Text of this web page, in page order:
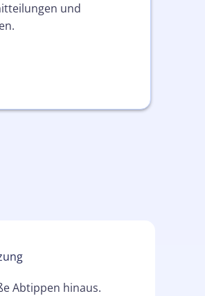
und
Abtippen hinaus.